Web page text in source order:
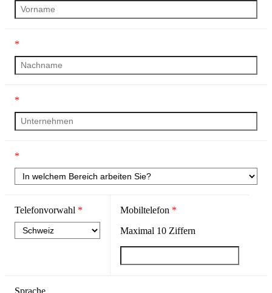
*
*
*
Telefonvorwahl * Mobiltelefon *
Maximal 10Ziffern
Sprache